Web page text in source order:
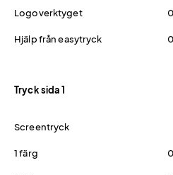
Logoverktyget
Hjälp från easytryck
Tryck sida 1
Screentryck
1 färg